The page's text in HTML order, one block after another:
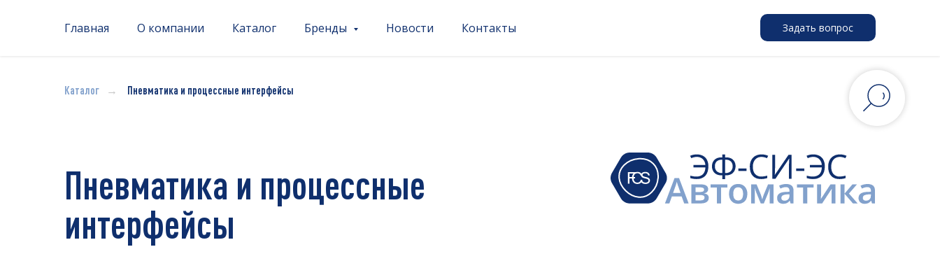
Главная О компании Каталог Бренды Новости Контакты Задать вопрос
Каталог → Пневматика и процессные интерфейсы
Пневматика и процессные
интерфейсы